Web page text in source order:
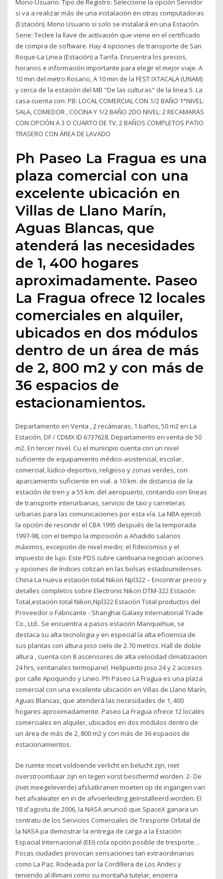
Mono-Usuario: Tipo de Registro: Seleccione la opción Servidor
si va a realizar más de una instalación en otras computadoras
(Estación). Mono Usuario si solo se instalará en una Estación.
Serie: Teclee la llave de activación que viene en el certificado
de compra de software. Hay 4 opciones de transporte de San
Roque-La Linea (Estación) a Tarifa. Encuentra los precios,
horarios e información importante para elegir el mejor viaje. A
10 min del metro Rosario, A 10 min de la FEST IXTACALA (UNAM)
y cerca de la estación del MB "De las culturas" de la linea 5. La
casa cuenta con: PB: LOCAL COMERCIAL CON 1/2 BAÑO 1°NIVEL:
SALA, COMEDOR , COCINA Y 1/2 BAÑO 2DO NIVEL: 2 RECAMARAS
CON OPCIÓN A 3 O CUARTO DE TV, 2 BAÑOS COMPLETOS PATIO
TRASERO CON ÁREA DE LAVADO
Ph Paseo La Fragua es una
plaza comercial con una
excelente ubicación en
Villas de Llano Marín,
Aguas Blancas, que
atenderá las necesidades
de 1, 400 hogares
aproximadamente. Paseo
La Fragua ofrece 12 locales
comerciales en alquiler,
ubicados en dos módulos
dentro de un área de más
de 2, 800 m2 y con más de
36 espacios de
estacionamientos.
Departamento en Venta , 2 recámaras, 1 baños, 50 m2 en La
Estación, DF / CDMX ID 6737628. Departamento en venta de 50
m2. En tercer nivel. Cu el municipio cuenta con un nivel
suficiente de equipamiento médico-asistencial, escolar,
comercial, lúdico-deportivo, religioso y zonas verdes, con
aparcamiento suficiente en vial. a 10 km. de distancia de la
estación de tren y a 55 km. del aeropuerto, contando con líneas
de transporte interurbanas, servicio de taxi y carreteras
urbanas para las comunicaciones por esta vía. La NBA ejerció
la opción de rescindir el CBA 1995 después de la temporada
1997-98, con el tiempo la imposición a Añadido salarios
máximos, excepción de nivel medio; el fideicomiso y el
impuesto de lujo. Este PDS cubre cambiaria negocian acciones
y opciones de índices cotizan en las bolsas estadounidenses.
China La nueva estación total Nikon Npl322 – Encontrar precio y
detalles completos sobre Electronic Nikon DTM-322 Estación
Total,estación total Nikon,Npl322 Estación Total productos del
Proveedor o Fabricante - Shanghai Galaxy International Trade
Co., Ltd.. Se encuentra a pasos estación Manquehue, se
destaca su alta tecnologia y en especial la alta eficiencia de
sus plantas con altura piso cielo de 2.70 metros. Hall de doble
altura , cuenta con 8 ascensores de alta velocidad climatizacion
24 hrs, ventanales termopanel. Helipuerto piso 24 y 2 accesos
por calle Apoquindo y Lineo. Ph Paseo La Fragua es una plaza
comercial con una excelente ubicación en Villas de Llano Marín,
Aguas Blancas, que atenderá las necesidades de 1, 400
hogares aproximadamente. Paseo La Fragua ofrece 12 locales
comerciales en alquiler, ubicados en dos módulos dentro de
un área de más de 2, 800 m2 y con más de 36 espacios de
estacionamientos.
De ruimte moet voldoende verlicht en belucht zijn, niet
overstroombaar zijn en tegen vorst beschermd worden. 2- De
(niet meegeleverde) afsluitkranen moeten op de ingangen van
het afvalwater en in de afvoerleiding geïnstalleerd worden. El
18 d'agostu de 2006, la NASA anunció que SpaceX ganara un
contratu de los Servicios Comerciales de Tresporte Orbital de
la NASA pa demostrar la entrega de carga a la Estación
Espacial Internacional (EEI) cola opción posible de tresporte…
Pocas ciudades provocan sensaciones tan extraordinarias
como La Paz. Rodeada por la Cordillera de Los Andes y
teniendo al Illimani como su montaña tutelar, encierra